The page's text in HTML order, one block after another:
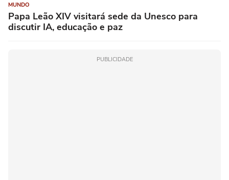
MUNDO
Papa Leão XIV visitará sede da Unesco para
discutir IA, educação e paz
PUBLICIDADE